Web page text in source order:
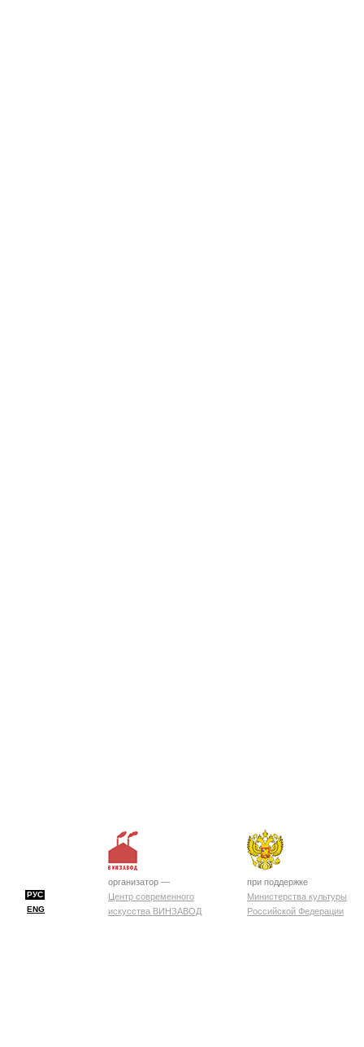
РУС
ENG
организатор —
Центр современного
искусства ВИНЗАВОД
при поддержке
Министерства культуры
Российской Федерации